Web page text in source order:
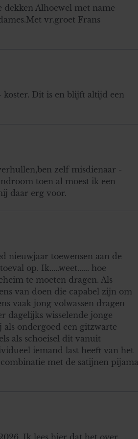
dekken Alhoewel met name
vr.groet Frans
Dit is en blijft altijd een
zelf misdienaar -
toen al moest ik een
daar erg voor.
nieuwjaar toewensen aan de
op. Ik.....weet...... hoe
te moeten dragen. Als
van doen die capabel zijn om
vaak jong volwassen dragen
dagelijks wisselende jonge
ondergoed een gitzwarte
als schoeisel dit vanuit
iemand last heeft van het
met de satijnen pijama
Ik lees hier dat het over